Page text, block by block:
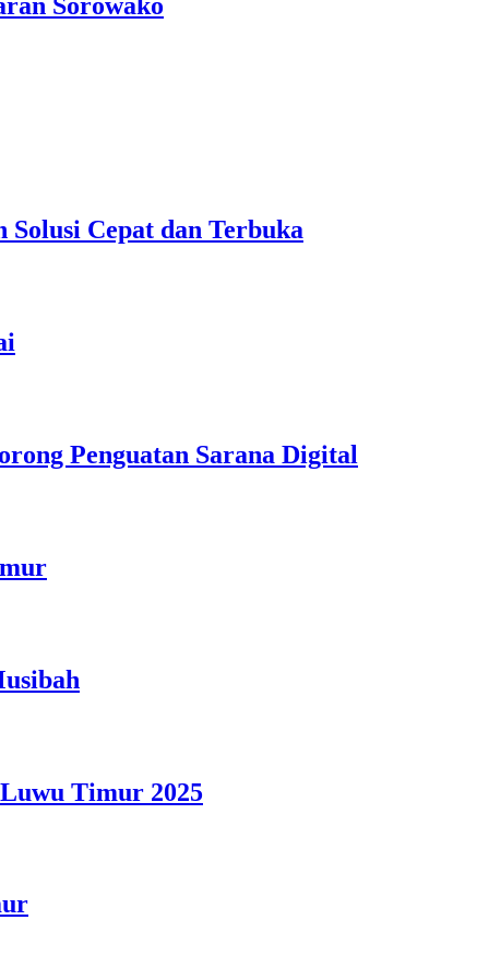
Cepat dan Terbuka
Penguatan Sarana Digital
Timur 2025